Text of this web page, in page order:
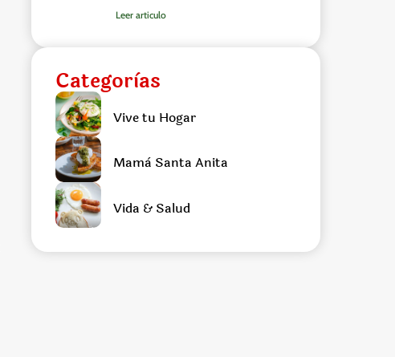
Leer articulo
Categorìas
Vive tu Hogar
Mamà Santa Anita
Vida & Salud